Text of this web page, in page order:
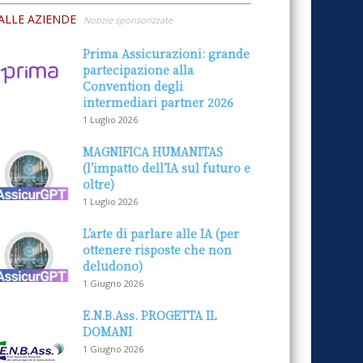
AZIENDE Notizie sponsorizzate
Prima Assicurazioni: grande
partecipazione alla
Convention degli
intermediari partner 2026
1 Luglio 2026
MAGNIFICA HUMANITAS
(l’impatto dell’IA sul futuro e
oltre)
1 Luglio 2026
L’arte di parlare alle IA (per
ottenere risposte che non
deludono)
1 Giugno 2026
E.N.B.Ass. PROGETTA IL
DOMANI
1 Giugno 2026